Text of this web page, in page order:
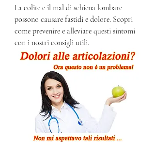
La colite e il mal di schiena lombare
possono causare fastidi e dolore. Scopri
come prevenire e alleviare questi sintomi
con i nostri consigli utili.